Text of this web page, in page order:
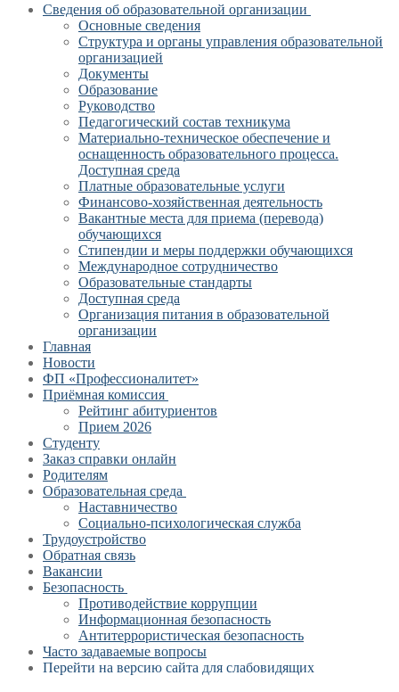
Сведения об образовательной организации
Основные сведения
Структура и органы управления образовательной
организацией
Документы
Образование
Руководство
Педагогический состав техникума
Материально-техническое обеспечение и
оснащенность образовательного процесса.
Доступная среда
Платные образовательные услуги
Финансово-хозяйственная деятельность
Вакантные места для приема (перевода)
обучающихся
Стипендии и меры поддержки обучающихся
Международное сотрудничество
Образовательные стандарты
Доступная среда
Организация питания в образовательной
организации
Главная
Новости
ФП «Профессионалитет»
Приёмная комиссия
Рейтинг абитуриентов
Прием 2026
Студенту
Заказ справки онлайн
Родителям
Образовательная среда
Наставничество
Социально-психологическая служба
Трудоустройство
Обратная связь
Вакансии
Безопасность
Противодействие коррупции
Информационная безопасность
Антитеррористическая безопасность
Часто задаваемые вопросы
Перейти на версию сайта для слабовидящих